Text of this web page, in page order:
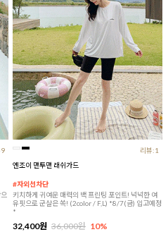
리뷰:1
엔조이 맨투맨 래쉬가드
#자외선차단
키치하게 귀여운 매력의 백 프린팅 포인트! 넉넉한 여
유핏으로 군살은 쏙! (2color / F,L) *8/7(금) 입고예정
*
32,400원 36,000원 10%